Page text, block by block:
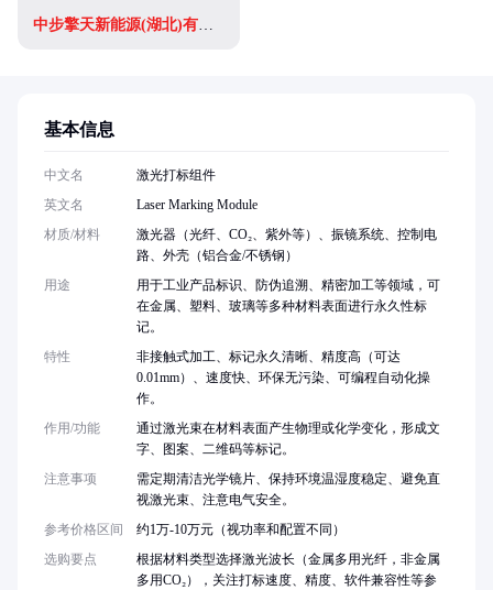
中步擎天新能源(湖北)有限公司
基本信息
中文名
激光打标组件
英文名
Laser Marking Module
材质/材料
激光器（光纤、CO₂、紫外等）、振镜系统、控制电
路、外壳（铝合金/不锈钢）
用途
用于工业产品标识、防伪追溯、精密加工等领域，可
在金属、塑料、玻璃等多种材料表面进行永久性标
记。
特性
非接触式加工、标记永久清晰、精度高（可达
0.01mm）、速度快、环保无污染、可编程自动化操
作。
作用/功能
通过激光束在材料表面产生物理或化学变化，形成文
字、图案、二维码等标记。
注意事项
需定期清洁光学镜片、保持环境温湿度稳定、避免直
视激光束、注意电气安全。
参考价格区间
约1万-10万元（视功率和配置不同）
选购要点
根据材料类型选择激光波长（金属多用光纤，非金属
多用CO₂），关注打标速度、精度、软件兼容性等参